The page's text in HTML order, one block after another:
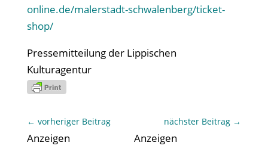
online.de/malerstadt-schwalenberg/ticket-
shop/
Pressemitteilung der Lippischen
Kulturagentur
← vorheriger Beitrag nächster Beitrag →
Anzeigen Anzeigen